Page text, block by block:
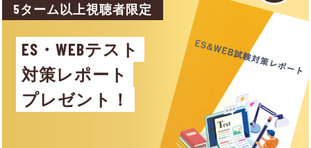
5ターム以上視聴者限定
ES・WEBテスト
対策レポート
プレゼント！